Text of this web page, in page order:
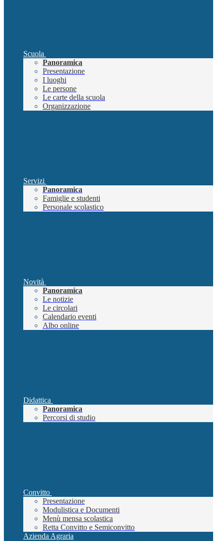
Scuola
Panoramica
Presentazione
I luoghi
Le persone
Le carte della scuola
Organizzazione
Servizi
Panoramica
Famiglie e studenti
Personale scolastico
Novità
Panoramica
Le notizie
Le circolari
Calendario eventi
Albo online
Didattica
Panoramica
Percorsi di studio
Convitto
Presentazione
Modulistica e Documenti
Menù mensa scolastica
Retta Convitto e Semiconvitto
Azienda Agraria